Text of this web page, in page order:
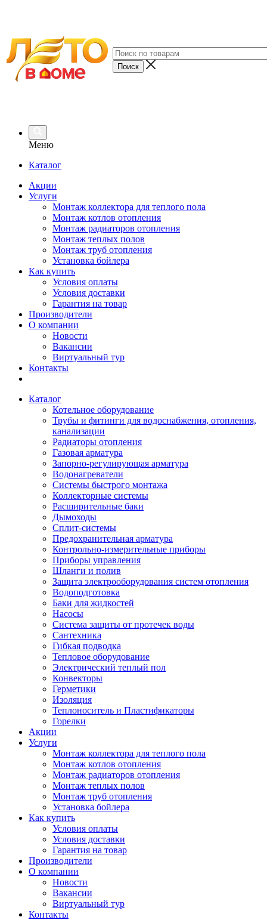
Меню
Каталог
Акции
Услуги
Монтаж коллектора для теплого пола
Монтаж котлов отопления
Монтаж радиаторов отопления
Монтаж теплых полов
Монтаж труб отопления
Установка бойлера
Как купить
Условия оплаты
Условия доставки
Гарантия на товар
Производители
О компании
Новости
Вакансии
Виртуальный тур
Контакты
Каталог
Котельное оборудование
Трубы и фитинги для водоснабжения, отопления,
канализации
Радиаторы отопления
Газовая арматура
Запорно-регулирующая арматура
Водонагреватели
Системы быстрого монтажа
Коллекторные системы
Расширительные баки
Дымоходы
Сплит-системы
Предохранительная арматура
Контрольно-измерительные приборы
Приборы управления
Шланги и полив
Защита электрооборудования систем отопления
Водоподготовка
Баки для жидкостей
Насосы
Система защиты от протечек воды
Сантехника
Гибкая подводка
Тепловое оборудование
Электрический теплый пол
Конвекторы
Герметики
Изоляция
Теплоноситель и Пластификаторы
Горелки
Акции
Услуги
Монтаж коллектора для теплого пола
Монтаж котлов отопления
Монтаж радиаторов отопления
Монтаж теплых полов
Монтаж труб отопления
Установка бойлера
Как купить
Условия оплаты
Условия доставки
Гарантия на товар
Производители
О компании
Новости
Вакансии
Виртуальный тур
Контакты